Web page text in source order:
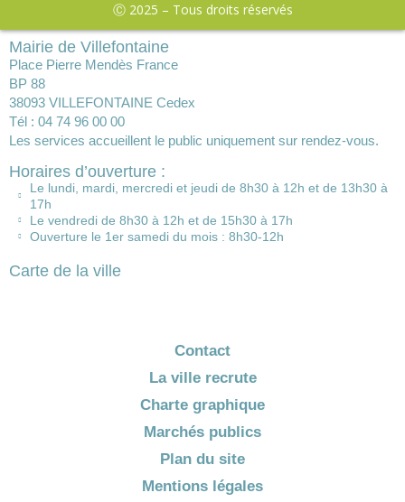
Ⓒ 2025 – Tous droits réservés
Mairie de Villefontaine
Place Pierre Mendès France
BP 88
38093 VILLEFONTAINE Cedex
Tél : 04 74 96 00 00
Les services accueillent le public uniquement sur rendez-vous.
Horaires d’ouverture :
Le lundi, mardi, mercredi et jeudi de 8h30 à 12h et de 13h30 à
17h
Le vendredi de 8h30 à 12h et de 15h30 à 17h
Ouverture le 1er samedi du mois : 8h30-12h
Carte de la ville
Contact
La ville recrute
Charte graphique
Marchés publics
Plan du site
Mentions légales